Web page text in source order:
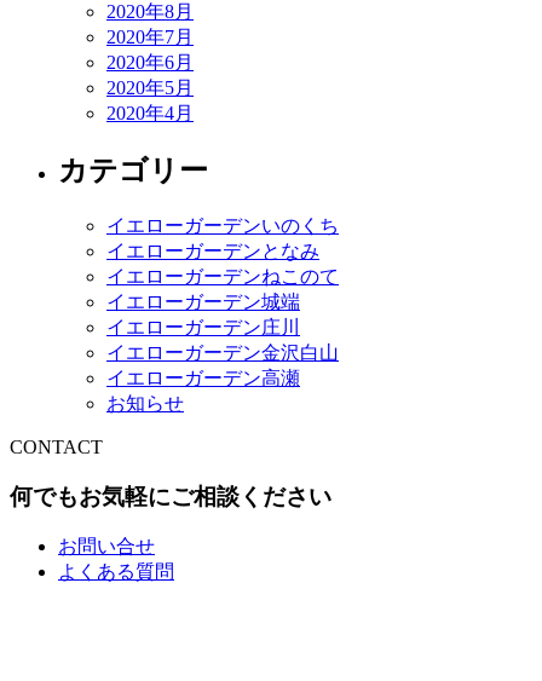
2020年8月
2020年7月
2020年6月
2020年5月
2020年4月
カテゴリー
イエローガーデンいのくち
イエローガーデンとなみ
イエローガーデンねこのて
イエローガーデン城端
イエローガーデン庄川
イエローガーデン金沢白山
イエローガーデン高瀬
お知らせ
CONTACT
何でもお気軽にご相談ください
お問い合せ
よくある質問